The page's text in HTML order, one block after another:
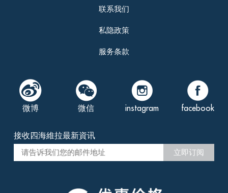
联系我们
私隐政策
服务条款
微博 微信 instagram facebook
接收四海維拉最新資讯
立即订阅